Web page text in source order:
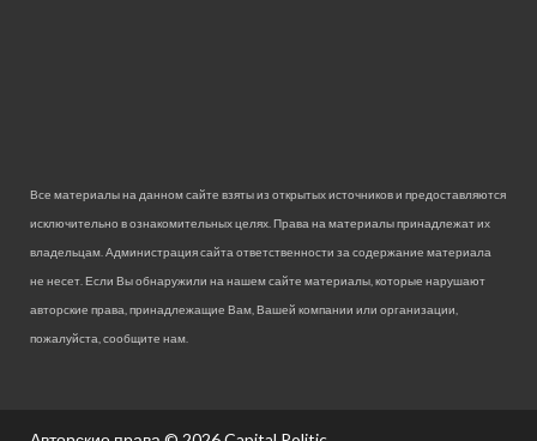
Все материалы на данном сайте взяты из открытых источников и предоставляются
исключительно в ознакомительных целях. Права на материалы принадлежат их
владельцам. Администрация сайта ответственности за содержание материала
не несет. Если Вы обнаружили на нашем сайте материалы, которые нарушают
авторские права, принадлежащие Вам, Вашей компании или организации,
пожалуйста, сообщите нам.